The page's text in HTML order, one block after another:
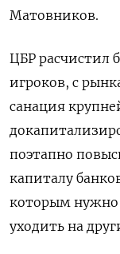
Матовников.
ЦБР расчистил
игроков, с
санация
поэтапно
капиталу
которым нужно
уходить на